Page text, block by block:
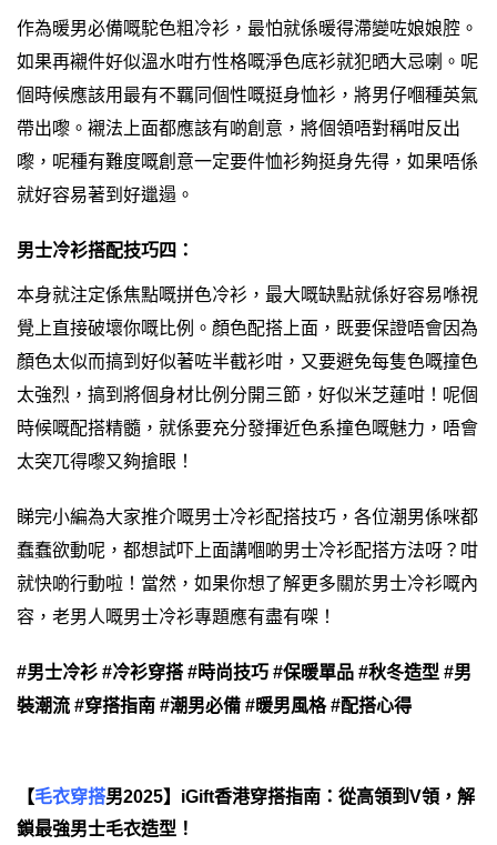
作為暖男必備嘅駝色粗冷衫，最怕就係暖得滯變咗娘娘腔。
如果再襯件好似溫水咁冇性格嘅淨色底衫就犯晒大忌喇。呢
個時候應該用最有不羈同個性嘅挺身恤衫，將男仔嗰種英氣
帶出嚟。襯法上面都應該有啲創意，將個領唔對稱咁反出
嚟，呢種有難度嘅創意一定要件恤衫夠挺身先得，如果唔係
就好容易著到好邋遢。
男士冷衫搭配技巧四：
本身就注定係焦點嘅拼色冷衫，最大嘅缺點就係好容易喺視
覺上直接破壞你嘅比例。顏色配搭上面，既要保證唔會因為
顏色太似而搞到好似著咗半截衫咁，又要避免每隻色嘅撞色
太強烈，搞到將個身材比例分開三節，好似米芝蓮咁！呢個
時候嘅配搭精髓，就係要充分發揮近色系撞色嘅魅力，唔會
太突兀得嚟又夠搶眼！
睇完小編為大家推介嘅男士冷衫配搭技巧，各位潮男係咪都
蠢蠢欲動呢，都想試吓上面講嗰啲男士冷衫配搭方法呀？咁
就快啲行動啦！當然，如果你想了解更多關於男士冷衫嘅內
容，老男人嘅男士冷衫專題應有盡有㗎！
#男士冷衫 #冷衫穿搭 #時尚技巧 #保暖單品 #秋冬造型 #男
裝潮流 #穿搭指南 #潮男必備 #暖男風格 #配搭心得
【毛衣穿搭男2025】iGift香港穿搭指南：從高領到V領，解
鎖最強男士毛衣造型！